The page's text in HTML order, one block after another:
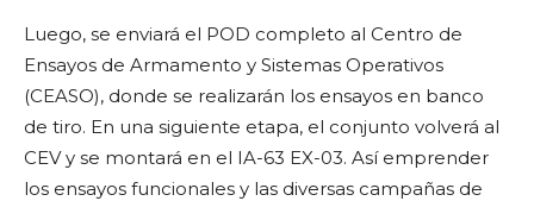
Luego, se enviará el POD completo al Centro de
Ensayos de Armamento y Sistemas Operativos
(CEASO), donde se realizarán los ensayos en banco
de tiro. En una siguiente etapa, el conjunto volverá al
CEV y se montará en el IA-63 EX-03. Así emprender
los ensayos funcionales y las diversas campañas de